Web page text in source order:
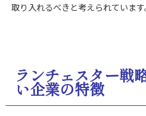
取り入れるべきと考えられています
ランチェスター戦
い企業の特徴